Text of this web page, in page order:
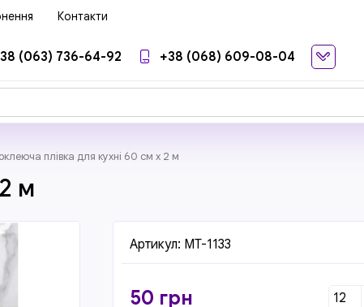
Контакти
(063) 736-64-92 +38 (068) 609-08-04
плівка для кухні 60 см x 2 м
м
Артикул: MT-1133
50 грн